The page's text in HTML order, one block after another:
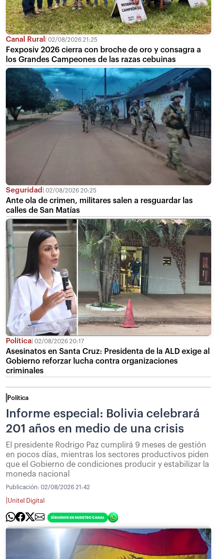
Canal Rural 02/08/2026 21:25
Fexposiv 2026 cierra con broche de oro y consagra a
los Grandes Campeones de las razas cebuinas
Seguridad 02/08/2026 20:25
Ante ola de crimen, militares salen a resguardar las
calles de San Matías
Política 02/08/2026 20:17
Asesinatos en Santa Cruz: Presidenta de la ALD exige al
Gobierno reforzar lucha contra organizaciones
criminales
Política
Informe especial: Bolivia celebrará
201 años en medio de una crisis
El presidente Rodrigo Paz cumplirá 9 meses de gestión
en pocos días, mientras los sectores productivos piden
que el Gobierno de condiciones producir y estabilizar la
moneda nacional
Publicación: 02/08/2026 21:42
Unitel Digital